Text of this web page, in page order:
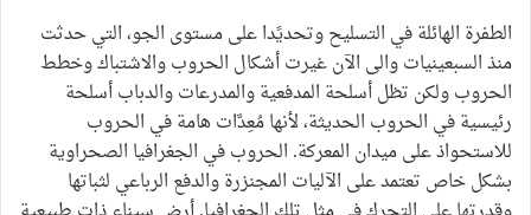
الطفرة الهائلة في التسليح وتحديًدا على مستوى الجو، التي حدثت
منذ السبعينيات والى الآن غيرت أشكال الحروب والاشتباك وخطط
الحروب ولكن تظل أسلحة المدفعية والمدرعات والدباب أسلحة
رئيسية في الحروب الحديثة، لأنها مُعِدَّات هامة في الحروب
للاستحواذ على ميدان المعركة. الحروب في الجغرافيا الصحراوية
بشكل خاص تعتمد على الآليات المجنزرة والدفع الرباعي لثباتها